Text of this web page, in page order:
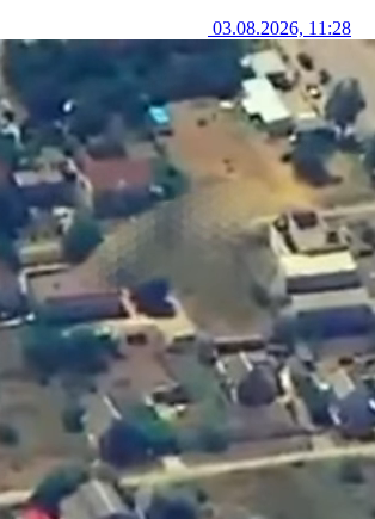
03.08.2026, 11:28